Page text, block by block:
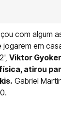
com algum
jogarem em
Viktor
atirou
Gabriel